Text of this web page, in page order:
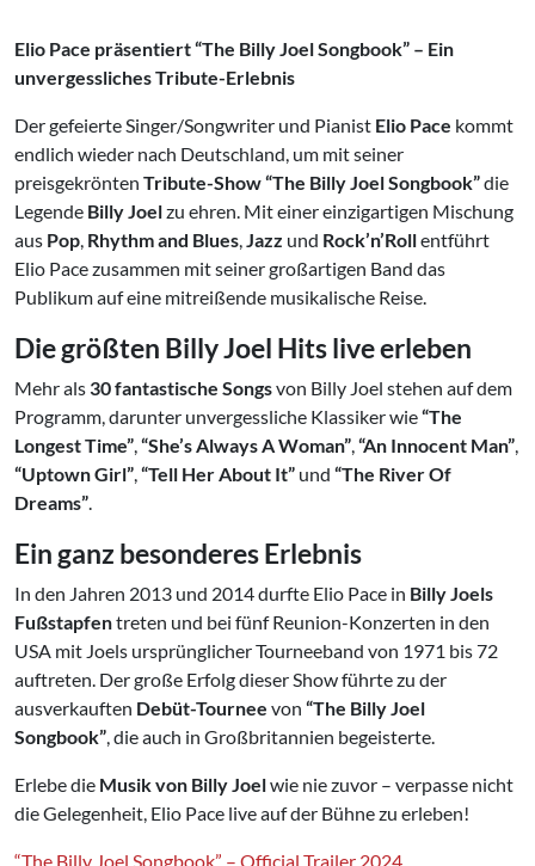
Elio Pace präsentiert “The Billy Joel Songbook” – Ein
unvergessliches Tribute-Erlebnis
Der gefeierte Singer/Songwriter und Pianist Elio Pace kommt
endlich wieder nach Deutschland, um mit seiner
preisgekrönten Tribute-Show “The Billy Joel Songbook”die
Legende Billy Joelzu ehren. Mit einer einzigartigen Mischung
aus Pop Rhythm and Blues Jazz und Rock’n’Rollentführt
Elio Pace zusammen mit seiner großartigen Band das
Publikum auf eine mitreißende musikalische Reise.
Die größten Billy Joel Hits live erleben
Mehr als 30 fantastische Songsvon Billy Joel stehen auf dem
Programm, darunter unvergessliche Klassiker wie“The
Longest Time” “She’s Always A Woman” “An Innocent Man”
“Uptown Girl” “Tell Her About It” und “The River Of
Dreams”
Ein ganz besonderes Erlebnis
In den Jahren 2013 und 2014 durfte Elio Pace in Billy Joels
Fußstapfentreten und bei fünf Reunion-Konzerten in den
USA mit Joels ursprünglicher Tourneeband von 1971 bis 72
auftreten. Der große Erfolg dieser Show führte zu der
ausverkauften Debüt-Tournee von “The Billy Joel
Songbook” , die auch in Großbritannien begeisterte.
Erlebe die Musik von Billy Joelwie nie zuvor – verpasse nicht
die Gelegenheit, Elio Pace live auf der Bühne zu erleben!
“The Billy Joel Songbook” – Official Trailer 2024